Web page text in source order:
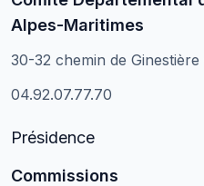
Alpes-Maritimes
30-32 chemin de
04.92.07.77.70
Présidence
Commissions